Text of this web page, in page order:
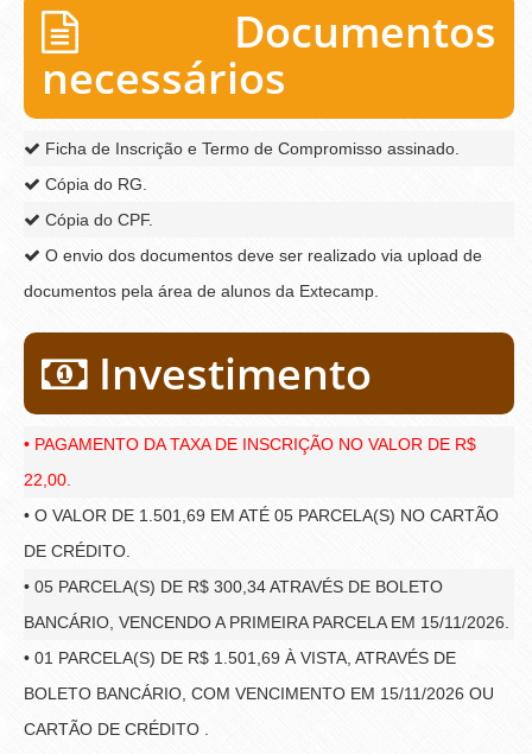
Documentos
necessários
Ficha de Inscrição e Termo de Compromisso assinado.
Cópia do RG.
Cópia do CPF.
O envio dos documentos deve ser realizado via upload de
documentos pela área de alunos da Extecamp.
Investimento
• PAGAMENTO DA TAXA DE INSCRIÇÃO NO VALOR DE R$
22,00.
• O VALOR DE 1.501,69 EM ATÉ 05 PARCELA(S) NO CARTÃO
DE CRÉDITO.
• 05 PARCELA(S) DE R$ 300,34 ATRAVÉS DE BOLETO
BANCÁRIO, VENCENDO A PRIMEIRA PARCELA EM 15/11/2026.
• 01 PARCELA(S) DE R$ 1.501,69 À VISTA, ATRAVÉS DE
BOLETO BANCÁRIO, COM VENCIMENTO EM 15/11/2026 OU
CARTÃO DE CRÉDITO .